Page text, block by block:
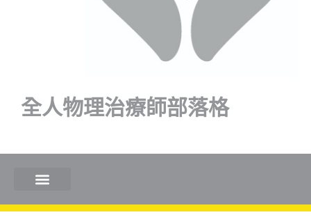
全人物理治療師部落格